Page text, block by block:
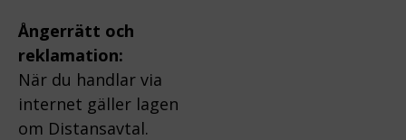
Ångerrätt och
reklamation:
När du handlar via
internet gäller lagen
om Distansavtal.